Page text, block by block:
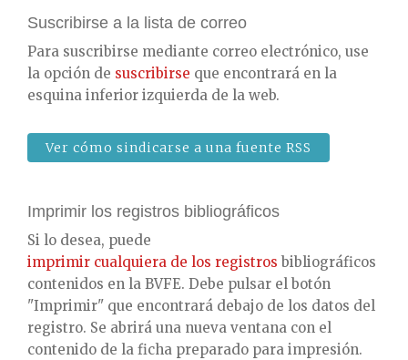
Suscribirse a la lista de correo
Para suscribirse mediante correo electrónico, use
la opción de suscribirse que encontrará en la
esquina inferior izquierda de la web.
Ver cómo sindicarse a una fuente RSS
Imprimir los registros bibliográficos
Si lo desea, puede
imprimir cualquiera de los registros bibliográficos
contenidos en la BVFE. Debe pulsar el botón
"Imprimir" que encontrará debajo de los datos del
registro. Se abrirá una nueva ventana con el
contenido de la ficha preparado para impresión.